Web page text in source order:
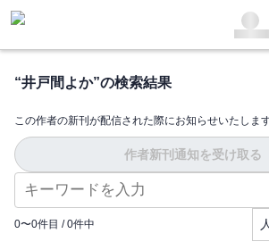
“井戸間よか”の検索結果
この作者の新刊が配信された際にお知らせいたします
作者新刊通知を受け取る
0〜0件目 / 0件中